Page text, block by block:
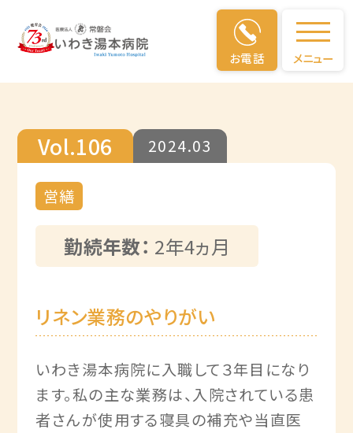
お電話 メニュー
仕事のやりがい
Vol.106 2024.03
営繕
勤続年数： 2年4ヵ月
リネン業務のやりがい
いわき湯本病院に入職して３年目になり
ます。私の主な業務は、入院されている患
者さんが使用する寝具の補充や当直医